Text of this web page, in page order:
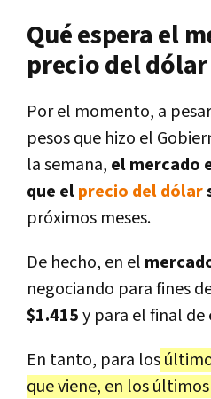
Qué espera el
precio del dólar
Por el momento, a
pesos que hizo el
la semana, el mercado
que elprecio del dólar
próximos meses.
De hecho, en el
negociando para fines
$1.415y para el final de
En tanto, para los
que viene, en los